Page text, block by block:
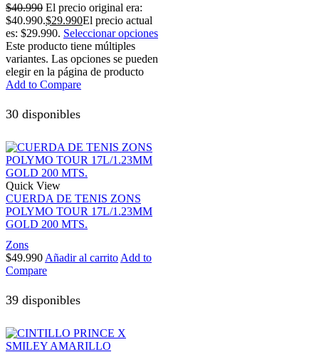
$40.990 El precio original era:
$40.990.$29.990El precio actual
es: $29.990. Seleccionar opciones
Este producto tiene múltiples
variantes. Las opciones se pueden
elegir en la página de producto
Add to Compare
30 disponibles
Quick View
CUERDA DE TENIS ZONS
POLYMO TOUR 17L/1.23MM
GOLD 200 MTS.
Zons
$49.990 Añadir al carrito Add to
Compare
39 disponibles